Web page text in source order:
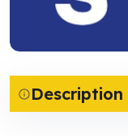
Description